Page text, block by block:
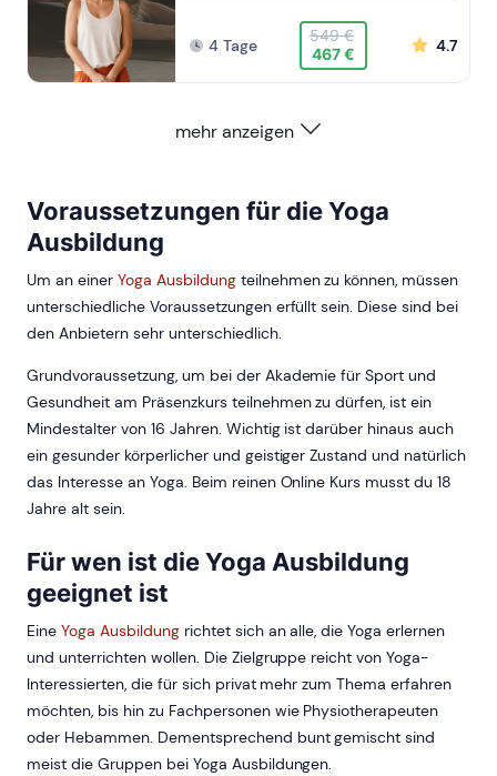
4 Tage
549 €
467 €
4.7
mehr anzeigen
Voraussetzungen für die Yoga
Ausbildung
Um an einer Yoga Ausbildungteilnehmen zu können, müssen
unterschiedliche Voraussetzungen erfüllt sein. Diese sind bei
den Anbietern sehr unterschiedlich.
Grundvoraussetzung, um bei der Akademie für Sport und
Gesundheit am Präsenzkurs teilnehmen zu dürfen, ist ein
Mindestalter von 16 Jahren. Wichtig ist darüber hinaus auch
ein gesunder körperlicher und geistiger Zustand und natürlich
das Interesse an Yoga. Beim reinen Online Kurs musst du 18
Jahre alt sein.
Für wen ist die Yoga Ausbildung
geeignet ist
Eine Yoga Ausbildungrichtet sich an alle, die Yoga erlernen
und unterrichten wollen. Die Zielgruppe reicht von Yoga-
Interessierten, die für sich privat mehr zum Thema erfahren
möchten, bis hin zu Fachpersonen wie Physiotherapeuten
oder Hebammen. Dementsprechend bunt gemischt sind
meist die Gruppen bei Yoga Ausbildungen.